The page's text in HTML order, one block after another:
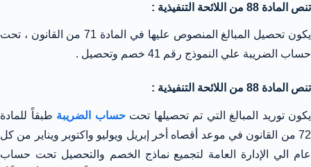
تنص المادة 88 من اللائحة التنفيذية :
يكون تحصيل المبالغ المنصوص عليها في المادة 71 من القانون ، تحت
حساب الضريبة علي النموذج رقم 41 خصم وتحصيل .
تنص المادة 88 من اللائحة التنفيذية :
يكون توريد المبالغ التي تم تحصيلها تحتحساب الضريبة طبقاً للمادة
72 من القانون في موعد أقصاه أخر إبريل ويوليو واكتوبر ويناير من كل
عام الي الإدارة العامة لتجميع نماذج الخصم والتحصيل تحت حساب